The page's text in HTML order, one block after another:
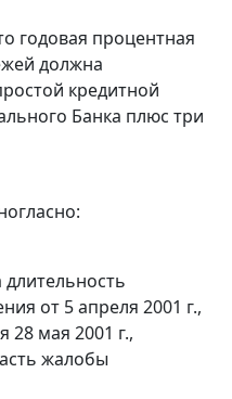
годовая процентная
должна
кредитной
Банка плюс три
от 5 апреля 2001 г.,
28 мая 2001 г.,
жалобы